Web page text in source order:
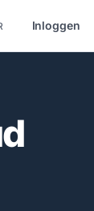
Inloggen